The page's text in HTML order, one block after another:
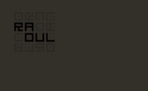
contenu